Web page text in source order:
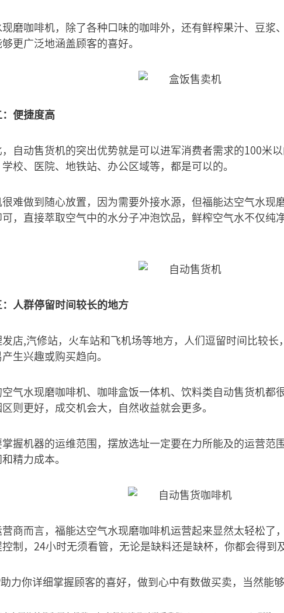
磨咖啡机，除了各种口味的咖啡外，还有鲜榨果汁、豆浆
更广泛地涵盖顾客的喜好。
便捷度高
自动售货机的突出优势就是可以进军消费者需求的100米
校、医院、地铁站、办公区域等，都是可以的。
难做到随心放置，因为需要外接水源，但福能达空气水现
，直接萃取空气中的水分子冲泡饮品，鲜榨空气水不仅纯
人群停留时间较长的地方
店,汽修站，火车站和飞机场等地方，人们逗留时间比较
生兴趣或购买趋向。
气水现磨咖啡机、咖啡盒饭一体机、饮料类自动售货机都
则更好，成交机会大，自然收益就会更多。
握机器的运维范围，摆放选址一定要在力所能及的运营范
精力成本。
商而言，福能达空气水现磨咖啡机运营起来显然太轻松了
制，24小时无须看管，无论是缺料还是缺杯，你都会得到
力你详细掌握顾客的喜好，做到心中有数做买卖，当然能